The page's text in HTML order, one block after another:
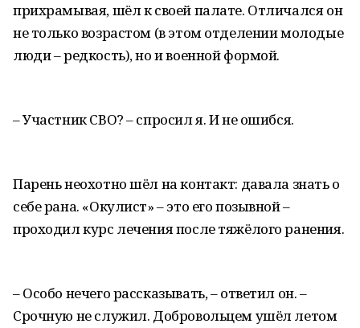
прихрамывая, шёл к своей палате. Отличался он
не только возрастом (в этом отделении молодые
люди – редкость), но и военной формой.
– Участник СВО? – спросил я. И не ошибся.
Парень неохотно шёл на контакт: давала знать о
себе рана. «Окулист» – это его позывной –
проходил курс лечения после тяжёлого ранения.
– Особо нечего рассказывать, – ответил он. –
Срочную не служил. Добровольцем ушёл летом